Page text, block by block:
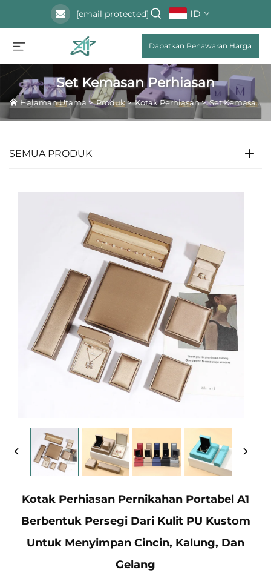
[email protected] ID
Dapatkan Penawaran Harga
Set Kemasan Perhiasan
Halaman Utama >Produk>Kotak Perhiasan>Set Kemasan Perhiasan
SEMUA PRODUK
Kotak Perhiasan Pernikahan Portabel A1
Berbentuk Persegi Dari Kulit PU Kustom
Untuk Menyimpan Cincin, Kalung, Dan
Gelang